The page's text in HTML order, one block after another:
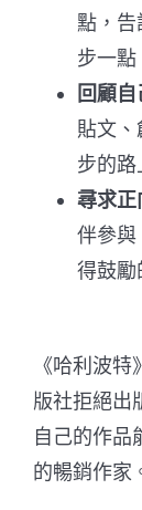
點，
步一點
回顧自
貼文
步的路
尋求正
伴參與
得鼓勵
《哈利波
版社拒絕出
自己的作品
的暢銷作家